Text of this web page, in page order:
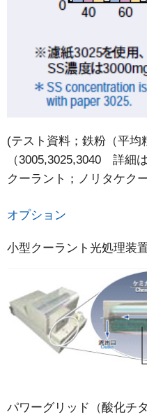
(テスト資料；鉄粉（平均
（3005,3025,3040 詳細
クーラント；ノリタケク
オプション
小型クーラント光処理装
パワーグリッド（酸化チ